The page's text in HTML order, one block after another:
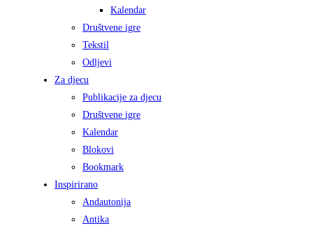
Kalendar
Društvene igre
Tekstil
Odljevi
Za djecu
Publikacije za djecu
Društvene igre
Kalendar
Blokovi
Bookmark
Inspirirano
Andautonija
Antika